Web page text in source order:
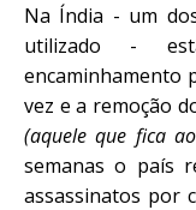
Na Índia - um
utilizado -
encaminhamento
vez e a remoção
(aquele que fica
semanas o país
assassinatos por